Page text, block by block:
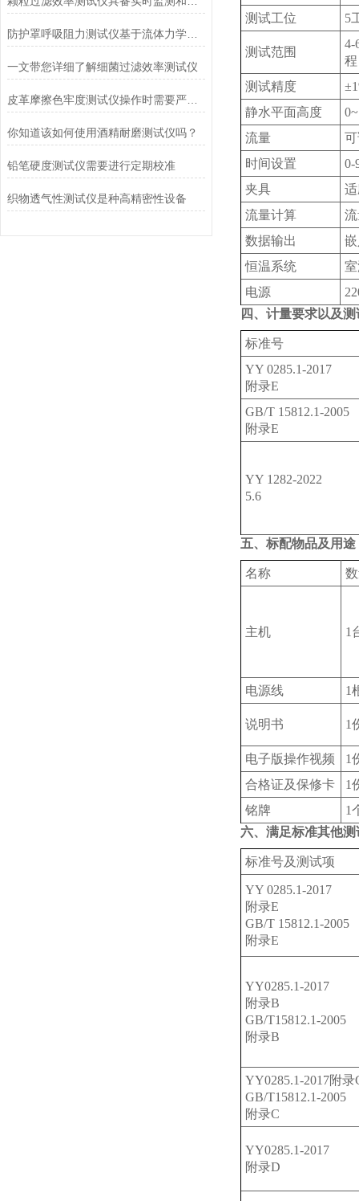
防护罩呼吸阻力测试仪基于流体力学与压力传感技术
一文带您详细了解细菌过滤效率测试仪
皮革摩擦色牢度测试仪操作时需要严格遵循规程
你知道该如何使用酒精耐磨测试仪吗？
铅笔硬度测试仪需要进行定期校准
织物透气性测试仪是种高精密性设备
测试工位
5
测试范围
4-
测试精度
静水平面高度
流量
时间设置
0-
夹具
流量计算
数据输出
恒温系统
电源
四、计量要求以及
标准号
YY 0285.1-2017
附录E
GB/T 15812.1-2005
附录E
YY 1282-2022
5.6
五、标配物品及用途
名称
主机 1
电源线 1
说明书 1
电子版操作视频
1
合格证及保修卡
1
铭牌
1
六、满足标准其他
标准号及测试项
YY 0285.1-2017
附录E
GB/T 15812.1-2005
附录E
YY0285.1-2017
附录B
GB/T15812.1-2005
附录B
YY0285.1-2017附录
GB/T15812.1-2005
附录C
YY0285.1-2017
附录D